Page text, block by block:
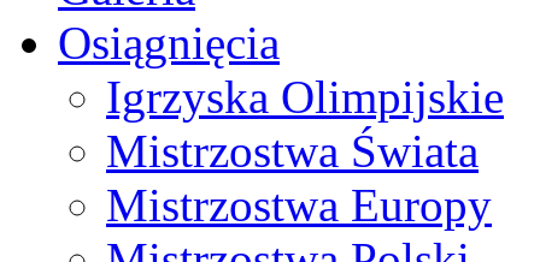
Osiągnięcia
Igrzyska Olimpijskie
Mistrzostwa Świata
Mistrzostwa Europy